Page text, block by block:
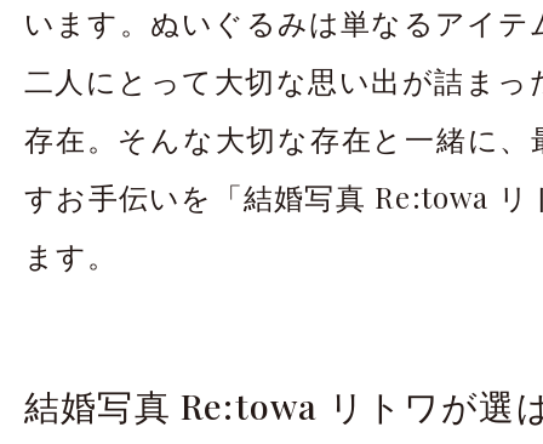
います。ぬいぐるみは単なるアイテ
二人にとって大切な思い出が詰まっ
存在。そんな大切な存在と一緒に、
すお手伝いを「結婚写真 Re:towa
ます。
結婚写真 Re:towa リトワが選